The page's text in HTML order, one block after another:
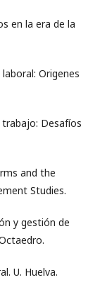
en la era de la
Origenes
trabajo: Desafíos
and the
Studies.
y gestión de
U. Huelva.